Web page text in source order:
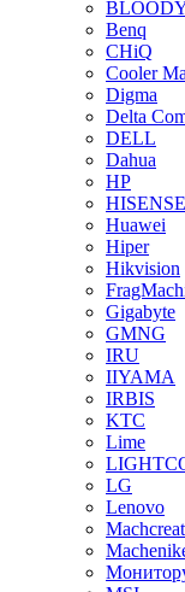
Benq
CHiQ
Cooler
Digma
Delta
DELL
Dahua
HP
HISENSE
Huawei
Hiper
Hikvision
Gigabyte
GMNG
IRU
IIYAMA
IRBIS
KTC
Lime
LG
Lenovo